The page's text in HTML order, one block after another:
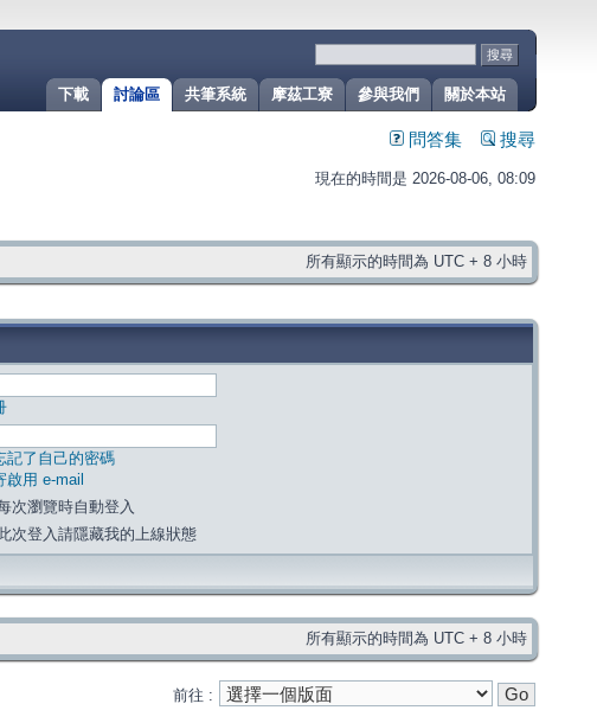
關於本站
參與我們
摩茲工寮
共筆系統
討論區
下載
問答集 搜尋
現在的時間是 2026-08-06, 08:09
所有顯示的時間為 UTC + 8 小時
記了自己的密碼
啟用 e-mail
次瀏覽時自動登入
次登入請隱藏我的上線狀態
所有顯示的時間為 UTC + 8 小時
前往 :